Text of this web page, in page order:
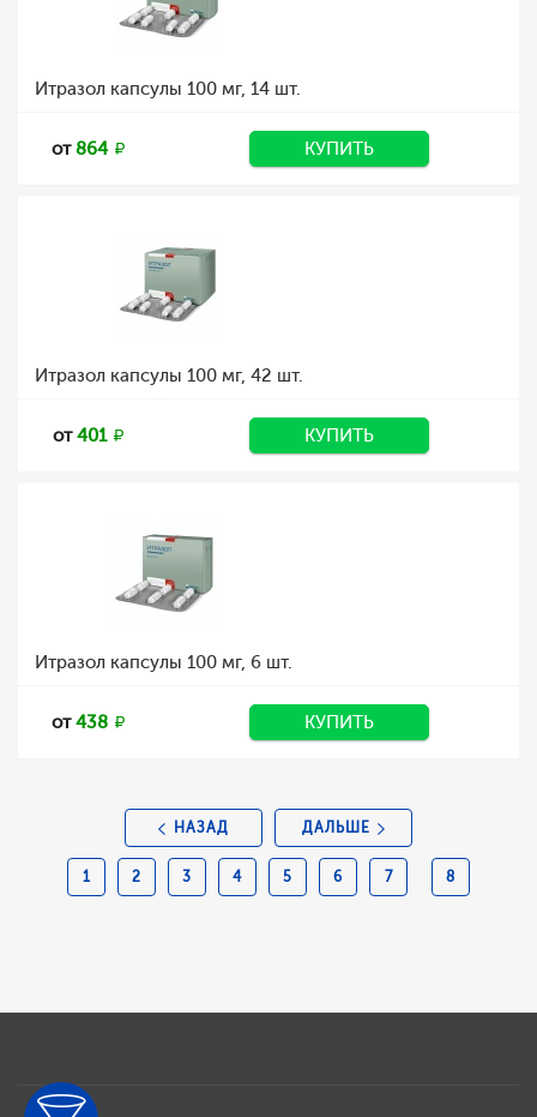
Итразол капсулы 100 мг, 14 шт.
от864 КУПИТЬ
Итразол капсулы 100 мг, 42 шт.
от401 КУПИТЬ
Итразол капсулы 100 мг, 6 шт.
от438 КУПИТЬ
НАЗАД
1 2 3 4 5 6 7 8
ДАЛЬШЕ